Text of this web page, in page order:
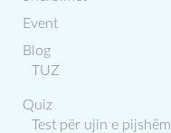
Event
Blog
TUZ
Quiz
Test për ujin e pijshëm